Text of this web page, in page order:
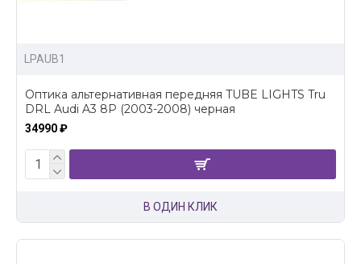
LPAUB1
Оптика альтернативная передняя TUBE LIGHTS Tru
DRL Audi A3 8P (2003-2008) черная
34990 ₽
В ОДИН КЛИК